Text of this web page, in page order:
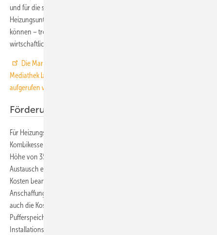
und für die sommerliche Trinkwassererwärmung und die
Heizungsunterstützung in Übergangszeiten zu nutzen. Hierdurch
können – trotz höherer Anfangsinvestition – bedeutende
wirtschaftliche und Umweltvorteile erreicht werden.
Die Marktübersicht Scheitholzvergaserkessel kann in der FNR-
Mediathek bestellt, als PDF geladen und als Online-Datenbank
aufgerufen werden.
Förderung über das Marktanreizprogramm
Für Heizungssysteme mit Scheitholzvergaser- und Scheitholz-Pellet-
Kombikesseln kann über das
Höhe von 35 % der förderfähigen Kosten, bei Bestandsgebäuden und
Austausch einer alten Ölheizung in Höhe von 45 % der förderfähigen
Kosten beantragt werden. Als förderfähig gelten neben den
Anschaffungskosten der als förderfähig anerkannten Biomasseanlage
auch die Kosten für „notwendige Umfeldmaßnahmen“, z. B. Planung,
Pufferspeicher, Schornstein, Pumpen, Heizkörper,
Installationsaufwand, Inbetriebnahme, Ausbau von Altanlagen etc.